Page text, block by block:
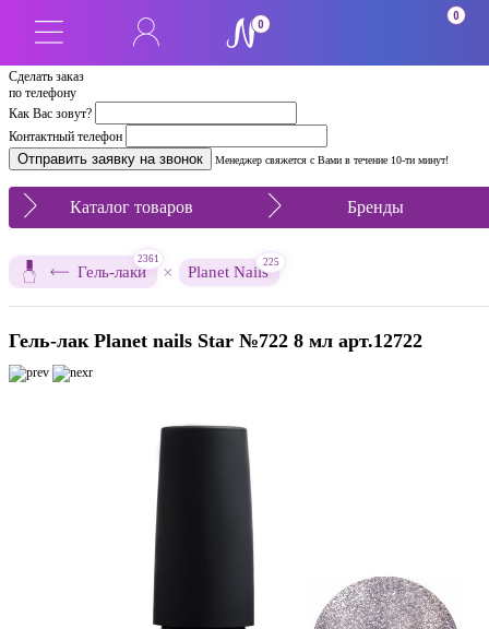
Сделать заказ
по телефону
Как Вас зовут?
Контактный телефон
Менеджер свяжется с Вами в течение 10-ти минут!
0
0
Каталог товаров Бренды
Гель-лаки
2361
× Planet Nails
225
Гель-лак Planet nails Star №722 8 мл арт.12722